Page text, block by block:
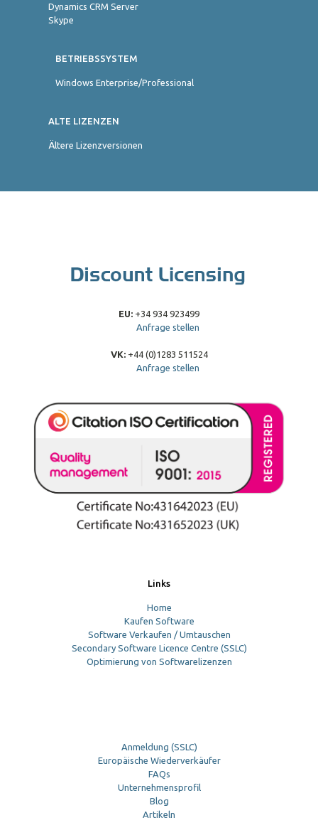
Dynamics CRM Server
Skype
BETRIEBSSYSTEM
Windows Enterprise/Professional
ALTE LIZENZEN
Ältere Lizenzversionen
EU: +34 934 923499
Anfrage stellen
VK:+44 (0)1283 511524
Anfrage stellen
Links
Home
Kaufen Software
Software Verkaufen / Umtauschen
Secondary Software Licence Centre (SSLC)
Optimierung von Softwarelizenzen
Anmeldung (SSLC)
Europäische Wiederverkäufer
FAQs
Unternehmensprofil
Blog
Artikeln